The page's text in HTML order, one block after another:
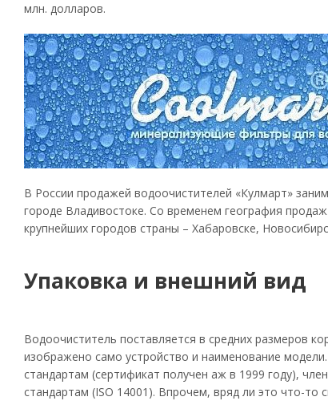
млн. долларов.
В России продажей водоочистителей «Кулмарт»
городе Владивостоке. Со временем география
крупнейших городов страны – Хабаровске,
Упаковка и внешний вид
Водоочиститель поставляется в средних размеров
изображено само устройство и наименование
стандартам (сертификат получен аж в 1999 году),
стандартам (ISO 14001). Впрочем, вряд ли это что-то